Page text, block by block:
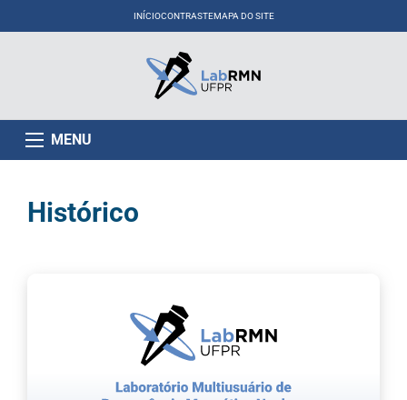
INÍCIOCONTRASTEMAPA DO SITE
MENU
Histórico